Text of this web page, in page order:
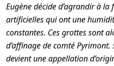
Eugène décide d’agrandir à
artificielles qui ont une
constantes. Ces grottes sont
d’affinage de comté
devient une appellation